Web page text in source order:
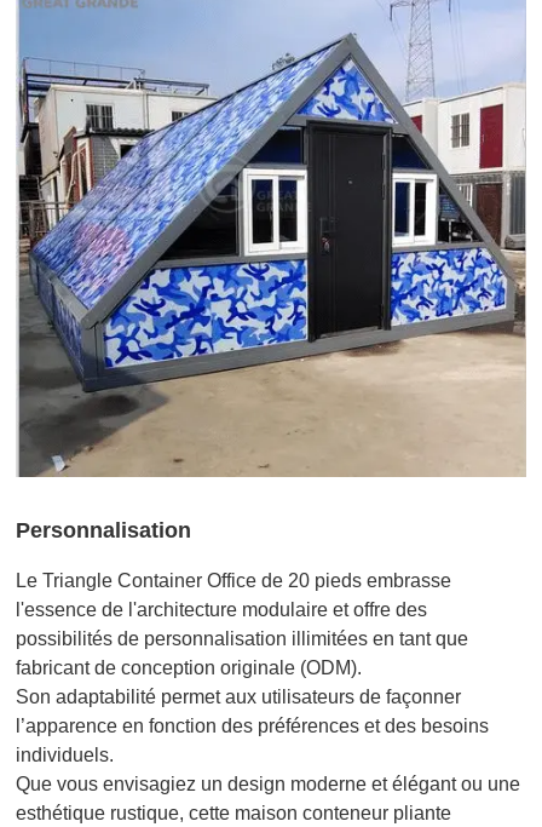
Personnalisation
Le Triangle Container Office de 20 pieds embrasse
l'essence de l'architecture modulaire et offre des
possibilités de personnalisation illimitées en tant que
fabricant de conception originale (ODM).
Son adaptabilité permet aux utilisateurs de façonner
l’apparence en fonction des préférences et des besoins
individuels.
Que vous envisagiez un design moderne et élégant ou une
esthétique rustique, cette maison conteneur pliante